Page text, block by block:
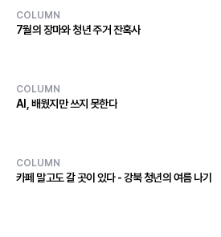
COLUMN
7월의 장마와 청년 주거 잔혹사
COLUMN
AI, 배웠지만 쓰지 못한다
COLUMN
카페 말고도 갈 곳이 있다 - 강북 청년의 여름 나기